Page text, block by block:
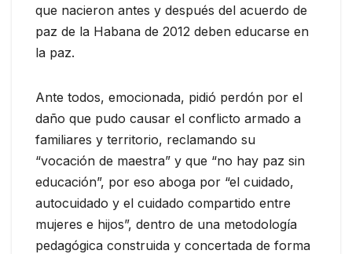
que nacieron antes y después del acuerdo de
paz de la Habana de 2012 deben educarse en
la paz.
Ante todos, emocionada, pidió perdón por el
daño que pudo causar el conflicto armado a
familiares y territorio, reclamando su
“vocación de maestra” y que “no hay paz sin
educación”, por eso aboga por “el cuidado,
autocuidado y el cuidado compartido entre
mujeres e hijos”, dentro de una metodología
pedagógica construida y concertada de forma